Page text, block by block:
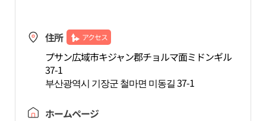
住所 アクセス
プサン広域市キジャン郡チョルマ面ミドンギル
37-1
부산광역시 기장군 철마면 미동길 37-1
ホームページ